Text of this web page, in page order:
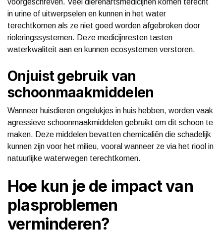
in urine of uitwerpselen en kunnen in het water
terechtkomen als ze niet goed worden afgebroken door
rioleringssystemen. Deze medicijnresten tasten
waterkwaliteit aan en kunnen ecosystemen verstoren.
Onjuist gebruik van
schoonmaakmiddelen
Wanneer huisdieren ongelukjes in huis hebben, worden vaak
agressieve schoonmaakmiddelen gebruikt om dit schoon te
maken. Deze middelen bevatten chemicaliën die schadelijk
kunnen zijn voor het milieu, vooral wanneer ze via het riool in
natuurlijke waterwegen terechtkomen.
Hoe kun je de impact van
plasproblemen
verminderen?